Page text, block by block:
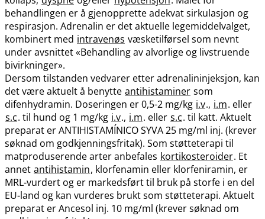
behandlingen er å gjenopprette adekvat sirkulasjon og
respirasjon. Adrenalin er det aktuelle legemiddelvalget,
kombinert med intravenøs væsketilførsel som nevnt
under avsnittet «Behandling av alvorlige og livstruende
bivirkninger».
Dersom tilstanden vedvarer etter adrenalininjeksjon, kan
det være aktuelt å benytte antihistaminer som
difenhydramin. Doseringen er 0,5-2 mg/kg i.v., i.m. eller
s.c. til hund og 1 mg/kg i.v., i.m. eller s.c. til katt. Aktuelt
preparat er ANTIHISTAMÍNICO SYVA 25 mg/ml inj. (krever
søknad om godkjenningsfritak). Som støtteterapi til
matproduserende arter anbefales kortikosteroider. Et
annet antihistamin, klorfenamin eller klorfeniramin, er
MRL-vurdert og er markedsført til bruk på storfe i en del
EU-land og kan vurderes brukt som støtteterapi. Aktuelt
preparat er Ancesol inj. 10 mg/ml (krever søknad om